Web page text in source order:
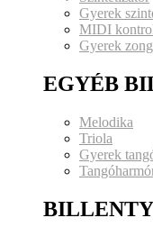
Gyerek
MIDI
Gyerek
EGYÉB
Melodika
Triola
Gyerek